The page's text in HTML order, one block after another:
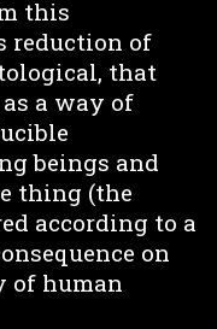
this
reduction of
that
a way of
beings and
thing (the
according to a
on
of human